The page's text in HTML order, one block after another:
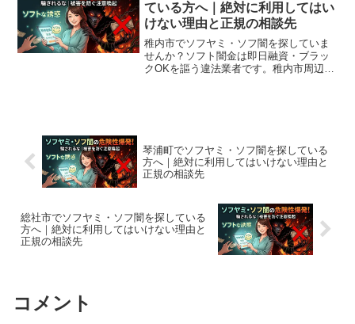
ている方へ｜絶対に利用してはい
けない理由と正規の相談先
稚内市でソフヤミ・ソフ闇を探していま
せんか？ソフト闇金は即日融資・ブラッ
クOKを謳う違法業者です。稚内市周辺で
琴浦町でソフヤミ・ソフ闇を探している
方へ｜絶対に利用してはいけない理由と
正規の相談先
総社市でソフヤミ・ソフ闇を探している
方へ｜絶対に利用してはいけない理由と
正規の相談先
コメント